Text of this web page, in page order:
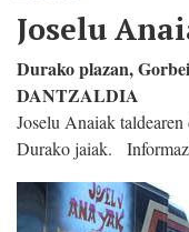
Joselu
Durako plazan,
DANTZALDIA
Joselu Anaiak
Durako jaiak.